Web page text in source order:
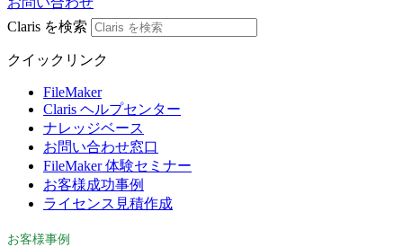
Claris を検索
クイックリンク
FileMaker
Claris ヘルプセンター
ナレッジベース
お問い合わせ窓口
FileMaker 体験セミナー
お客様成功事例
ライセンス見積作成
お客様事例